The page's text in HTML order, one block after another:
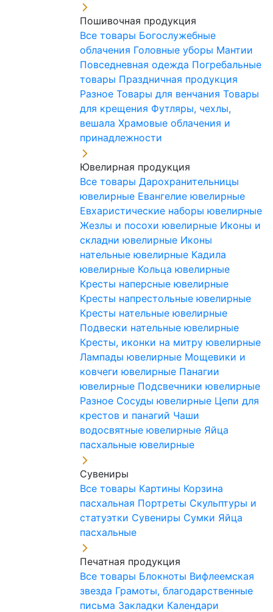
Пошивочная продукция
Все товары Богослужебные
облачения Головные уборы Мантии
Повседневная одежда Погребальные
товары Праздничная продукция
Разное Товары для венчания Товары
для крещения Футляры, чехлы,
вешала Храмовые облачения и
принадлежности
Ювелирная продукция
Все товары Дарохранительницы
ювелирные Евангелие ювелирные
Евхаристические наборы ювелирные
Жезлы и посохи ювелирные Иконы и
складни ювелирные Иконы
нательные ювелирные Кадила
ювелирные Кольца ювелирные
Кресты наперсные ювелирные
Кресты напрестольные ювелирные
Кресты нательные ювелирные
Подвески нательные ювелирные
Кресты, иконки на митру ювелирные
Лампады ювелирные Мощевики и
ковчеги ювелирные Панагии
ювелирные Подсвечники ювелирные
Разное Сосуды ювелирные Цепи для
крестов и панагий Чаши
водосвятные ювелирные Яйца
пасхальные ювелирные
Сувениры
Все товары Картины Корзина
пасхальная Портреты Скульптуры и
статуэтки Сувениры Сумки Яйца
пасхальные
Печатная продукция
Все товары Блокноты Вифлеемская
звезда Грамоты, благодарственные
письма Закладки Календари